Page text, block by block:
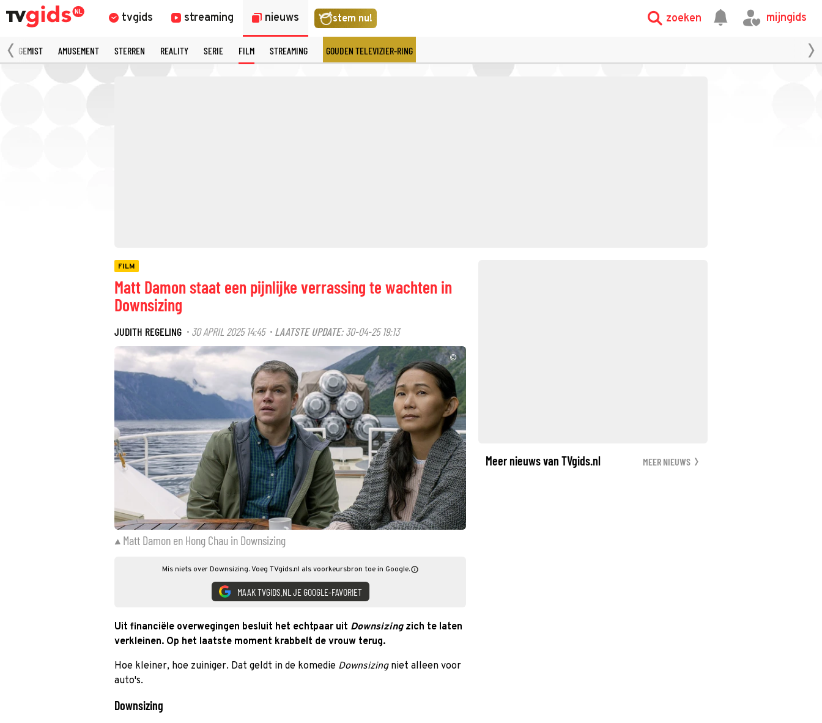
tvgids streaming nieuws stem nu! zoeken mijngids
GEMIST AMUSEMENT STERREN REALITY SERIE FILM STREAMING GOUDEN TELEVIZIER-RING
FILM
Matt Damon staat een pijnlijke verrassing te wachten in
Downsizing
JUDITH REGELING · 30 APRIL 2025 14:45· LAATSTE UPDATE: 30-04-25 19:13
©
Matt Damon en Hong Chau in Downsizing
Mis niets over Downsizing. Voeg TVgids.nl als voorkeursbron toe in Google.
MAAK TVGIDS.NL JE GOOGLE-FAVORIET
Uit financiële overwegingen besluit het echtpaar uit Downsizing zich te laten
verkleinen. Op het laatste moment krabbelt de vrouw terug.
Hoe kleiner, hoe zuiniger. Dat geldt in de komedie Downsizing niet alleen voor
auto's.
Downsizing
Meer nieuws van TVgids.nl MEER NIEUWS